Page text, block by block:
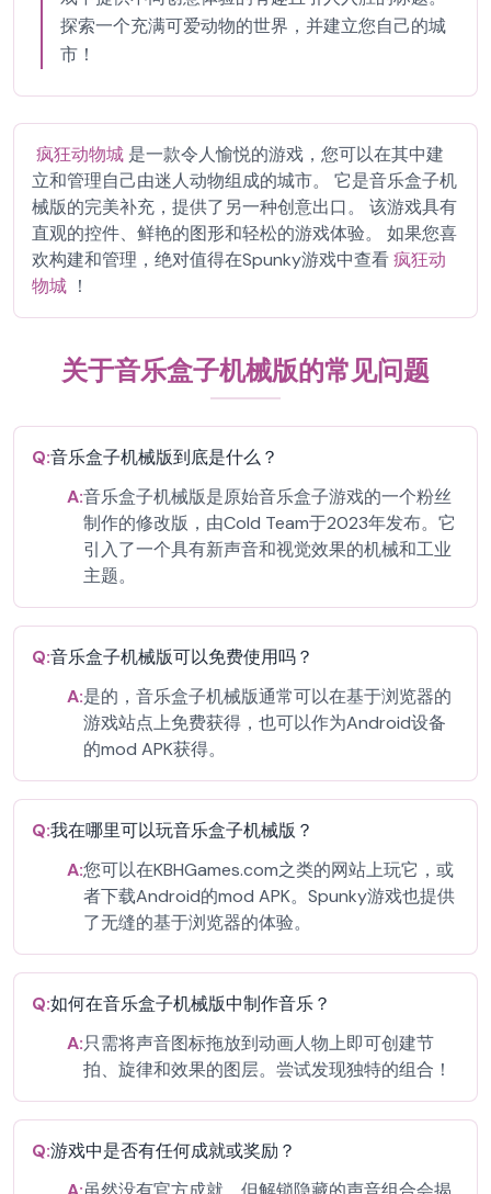
探索一个充满可爱动物的世界，并建立您自己的城
市！
疯狂动物城 是一款令人愉悦的游戏，您可以在其中建
立和管理自己由迷人动物组成的城市。 它是音乐盒子机
械版的完美补充，提供了另一种创意出口。 该游戏具有
直观的控件、鲜艳的图形和轻松的游戏体验。 如果您喜
欢构建和管理，绝对值得在Spunky游戏中查看疯狂动
物城 ！
关于音乐盒子机械版的常见问题
Q:音乐盒子机械版到底是什么？
A:音乐盒子机械版是原始音乐盒子游戏的一个粉丝
制作的修改版，由Cold Team于2023年发布。它
引入了一个具有新声音和视觉效果的机械和工业
主题。
Q:音乐盒子机械版可以免费使用吗？
A:是的，音乐盒子机械版通常可以在基于浏览器的
游戏站点上免费获得，也可以作为Android设备
的mod APK获得。
Q:我在哪里可以玩音乐盒子机械版？
A:您可以在KBHGames.com之类的网站上玩它，或
者下载Android的mod APK。Spunky游戏也提供
了无缝的基于浏览器的体验。
Q:如何在音乐盒子机械版中制作音乐？
A:只需将声音图标拖放到动画人物上即可创建节
拍、旋律和效果的图层。尝试发现独特的组合！
Q:游戏中是否有任何成就或奖励？